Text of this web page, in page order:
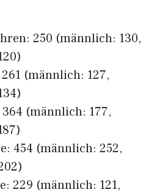
250 (männlich: 130,
(männlich: 127,
364 (männlich: 177,
454 (männlich: 252,
229 (männlich: 121,